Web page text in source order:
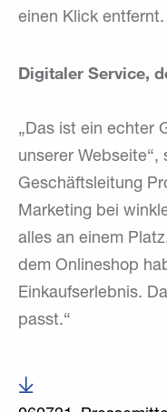
einen Klick entfernt.
Digitaler Service,
„Das ist ein echter
unserer Webseite“,
Geschäftsleitung
Marketing bei
alles an einem
dem Onlineshop
Einkaufserlebnis.
passt.“